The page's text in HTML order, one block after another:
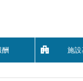
施